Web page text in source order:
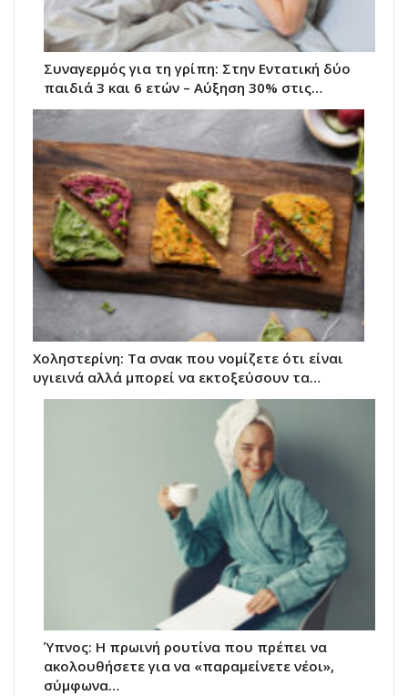
Συναγερμός για τη γρίπη: Στην Εντατική δύο
παιδιά 3 και 6 ετών – Αύξηση 30% στις…
Χοληστερίνη: Τα σνακ που νομίζετε ότι είναι
υγιεινά αλλά μπορεί να εκτοξεύσουν τα…
Ύπνος: Η πρωινή ρουτίνα που πρέπει να
ακολουθήσετε για να «παραμείνετε νέοι»,
σύμφωνα…